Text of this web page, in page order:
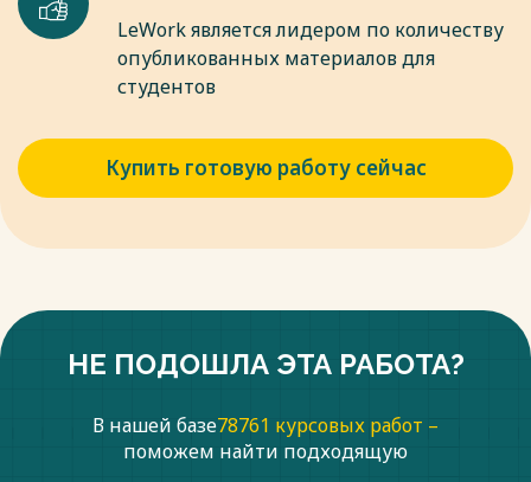
LeWork является лидером по количеству
опубликованных материалов для
студентов
Купить готовую работу сейчас
НЕ ПОДОШЛА ЭТА РАБОТА?
В нашей базе78761 курсовых работ –
поможем найти подходящую